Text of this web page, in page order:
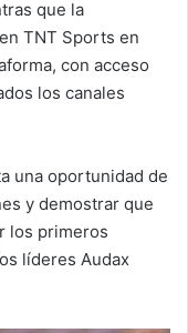
que la
TNT Sports en
con acceso
los canales
una oportunidad de
y demostrar que
los primeros
líderes Audax